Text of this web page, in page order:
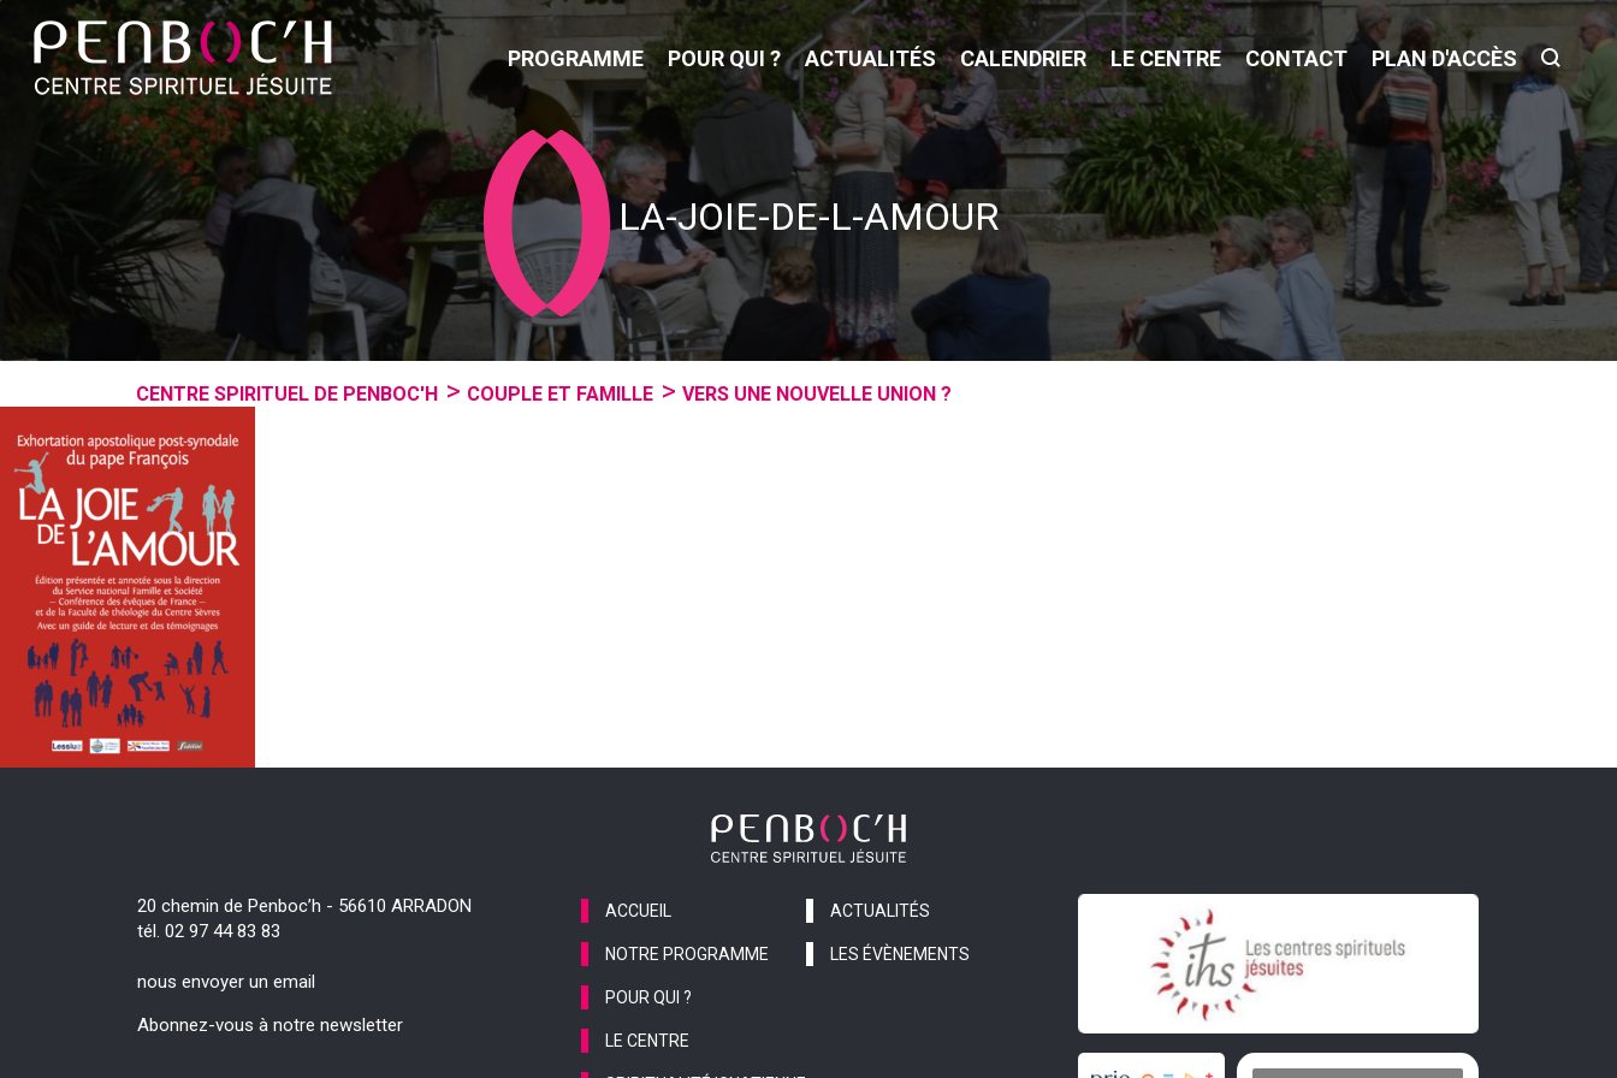
PROGRAMME POUR QUI ? ACTUALITÉS CALENDRIER LE CENTRE CONTACT PLAN D'ACCÈS
LA-JOIE-DE-L-AMOUR
CENTRE SPIRITUEL DE PENBOC'H COUPLE ET FAMILLE VERS UNE NOUVELLE UNION ?
20 chemin de Penboc’h - 56610 ARRADON
tél. 02 97 44 83 83
nous envoyer un email
Abonnez-vous à notre newsletter
ACCUEIL
NOTRE PROGRAMME
POUR QUI ?
LE CENTRE
ACTUALITÉS
LES ÉVÈNEMENTS